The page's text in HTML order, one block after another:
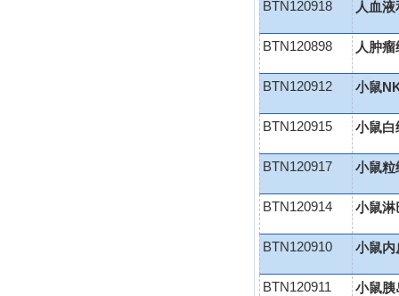
BTN120918 人血
BTN120898 人肿
BTN120912 小鼠
BTN120915 小鼠白
BTN120917 小鼠粒
BTN120914 小鼠淋
BTN120910 小鼠内
BTN120911 小鼠胰